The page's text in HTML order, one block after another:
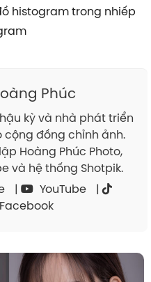
histogram trong nhiếp
Phúc
kỳ và nhà phát triển
cộng đồng chỉnh ảnh.
Hoàng Phúc Photo,
và hệ thống Shotpik.
| YouTube
|
Facebook